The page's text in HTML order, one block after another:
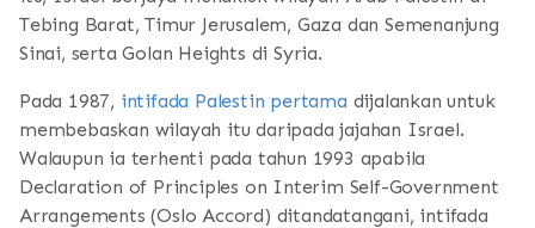
Tebing Barat, Timur Jerusalem, Gaza dan Semenanjung
Sinai, serta Golan Heights di Syria.
Pada 1987, intifada Palestin pertama dijalankan untuk
membebaskan wilayah itu daripada jajahan Israel.
Walaupun ia terhenti pada tahun 1993 apabila
Declaration of Principles on Interim Self-Government
Arrangements (Oslo Accord) ditandatangani, intifada